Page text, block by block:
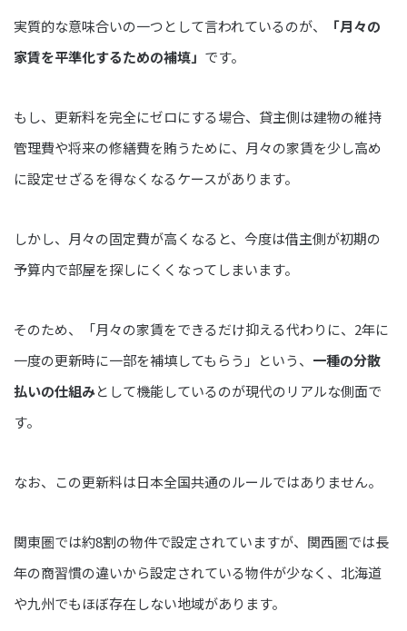
実質的な意味合いの一つとして言われているのが、
「月々の
家賃を平準化するための補填」 です。
もし、更新料を完全にゼロにする場合、貸主側は建物の維持
管理費や将来の修繕費を賄うために、月々の家賃を少し高め
に設定せざるを得なくなるケースがあります。
しかし、月々の固定費が高くなると、今度は借主側が初期の
予算内で部屋を探しにくくなってしまいます。
そのため、「月々の家賃をできるだけ抑える代わりに、2年に
一度の更新時に一部を補填してもらう」という、 一種の分散
払いの仕組みとして機能しているのが現代のリアルな側面で
す。
なお、この更新料は日本全国共通のルールではありません。
関東圏では約8割の物件で設定されていますが、関西圏では長
年の商習慣の違いから設定されている物件が少なく、北海道
や九州でもほぼ存在しない地域があります。